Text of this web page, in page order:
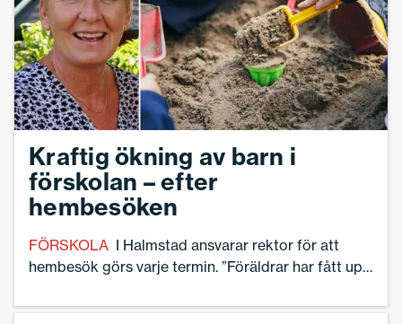
Kraftig ökning av barn i
förskolan – efter
hembesöken
FÖRSKOLA I Halmstad ansvarar rektor för att
hembesök görs varje termin. ”Föräldrar har fått upp
rektor Carro Österman.